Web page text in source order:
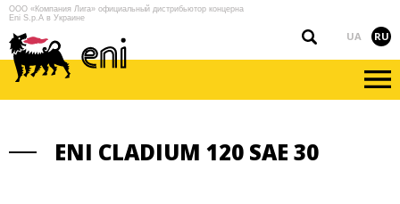
ООО «Компания Лига» официальный дистрибьютор концерна
Eni S.p.A в Украине
UA RU
ENI CLADIUM 120 SAE 30